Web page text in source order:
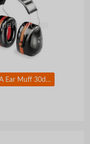
H10A Ear Muff 30dB Over-the-Head Black/Orange